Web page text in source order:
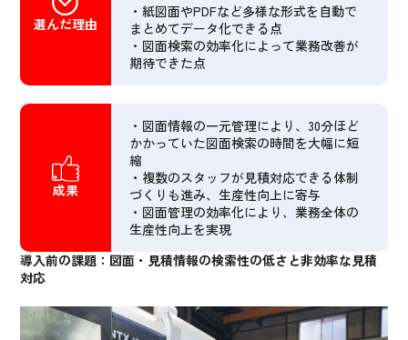
選んだ理由
・紙図面やPDFなど多様な形式を自動で
まとめてデータ化できる点
・図面検索の効率化によって業務改善が
期待できた点
成果
・図面情報の一元管理により、30分ほど
かかっていた図面検索の時間を大幅に短
縮
・複数のスタッフが見積対応できる体制
づくりも進み、生産性向上に寄与
・図面管理の効率化により、業務全体の
生産性向上を実現
導入前の課題：図面・見積情報の検索性の低さと非効率な見積
対応